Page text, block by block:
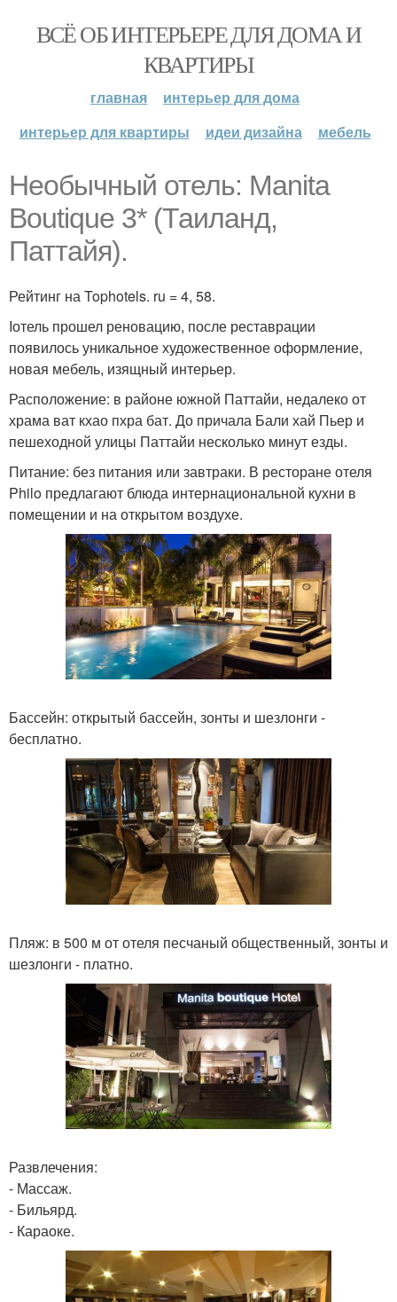
ВСЁ ОБ ИНТЕРЬЕРЕ ДЛЯ ДОМА И
КВАРТИРЫ
главная
интерьер для дома
интерьер для квартиры
идеи дизайна мебель
Необычный отель: Manita
Boutique 3* (Таиланд,
Паттайя).
Рейтинг на Tophotels. ru = 4, 58.
Iотель прошел реновацию, после реставрации
появилось уникальное художественное оформление,
новая мебель, изящный интерьер.
Расположение: в районе южной Паттайи, недалеко от
храма ват кхао пхра бат. До причала Бали хай Пьер и
пешеходной улицы Паттайи несколько минут езды.
Питание: без питания или завтраки. В ресторане отеля
Philo предлагают блюда интернациональной кухни в
помещении и на открытом воздухе.
Бассейн: открытый бассейн, зонты и шезлонги -
бесплатно.
Пляж: в 500 м от отеля песчаный общественный, зонты и
шезлонги - платно.
Развлечения:
- Массаж.
- Бильярд.
- Караоке.